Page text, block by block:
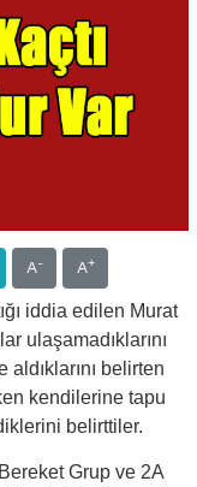
A- A+
iddia edilen Murat
ulaşamadıklarını
belirten
kendilerine tapu
belirttiler.
Grup ve 2A